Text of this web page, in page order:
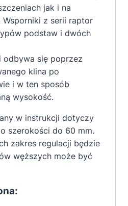
jak i na
z serii raptor
podstaw i dwóch
odbywa się poprzez
klina po
i w ten sposób
wysokość.
w instrukcji dotyczy
szerokości do 60 mm.
zakres regulacji będzie
węższych może być